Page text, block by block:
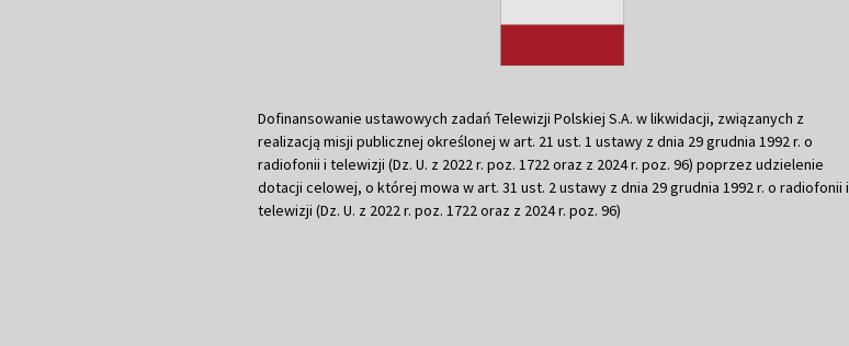
Dofinansowanie ustawowych zadań Telewizji Polskiej S.A. w likwidacji, związanych z
realizacją misji publicznej określonej w art. 21 ust. 1 ustawy z dnia 29 grudnia 1992 r. o
radiofonii i telewizji (Dz. U. z 2022 r. poz. 1722 oraz z 2024 r. poz. 96) poprzez udzielenie
dotacji celowej, o której mowa w art. 31 ust. 2 ustawy z dnia 29 grudnia 1992 r. o radiofonii i
telewizji (Dz. U. z 2022 r. poz. 1722 oraz z 2024 r. poz. 96)